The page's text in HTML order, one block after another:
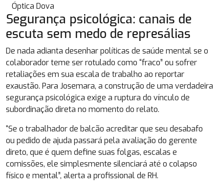
Óptica Dova
Segurança psicológica: canais de
escuta sem medo de represálias
De nada adianta desenhar políticas de saúde mental se o
colaborador teme ser rotulado como “fraco” ou sofrer
retaliações em sua escala de trabalho ao reportar
exaustão. Para Josemara, a construção de uma verdadeira
segurança psicológica exige a ruptura do vínculo de
subordinação direta no momento do relato.
“Se o trabalhador de balcão acreditar que seu desabafo
ou pedido de ajuda passará pela avaliação do gerente
direto, que é quem define suas folgas, escalas e
comissões, ele simplesmente silenciará até o colapso
físico e mental”, alerta a profissional de RH.